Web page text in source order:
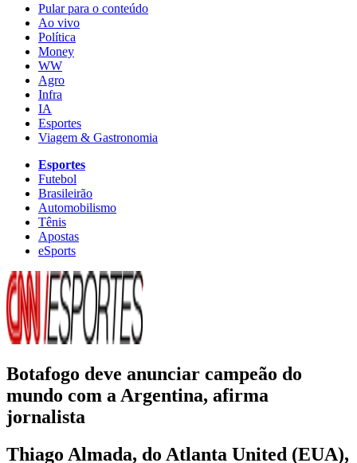
Pular para o conteúdo
Ao vivo
Política
Money
WW
Agro
Infra
IA
Esportes
Viagem & Gastronomia
Esportes
Futebol
Brasileirão
Automobilismo
Tênis
Apostas
eSports
Botafogo deve anunciar campeão do
mundo com a Argentina, afirma
jornalista
Thiago Almada, do Atlanta United (EUA),